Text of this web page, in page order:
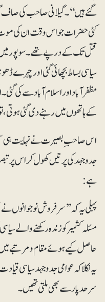
گئے ہیں‘‘۔ گیلانی صاحب کی
کئی حضرات جو اس وقت ان کی
قتل تک کے درپے تھے۔ سوپور میں
سیاسی بساط بچھائی گئی اور چہرے
مظفر آباد اور اسلام آباد سے کی
کے ہاتھوں میں رہنے دی گئی ہوتی،
اس صاحب ِبصیرت نے نہایت ہی
جدوجہد کی پرتیں کھول کر اس پر
ہے:
پہلی یہ کہ’’ سرفروش نوجوانوں نے
مسئلہ کشمیر کو زندہ رکھنے والے
حاصل کیے ہوئے مقام و مرتبے
یہ نکلا کہ عوامی جدوجہد سیاسی
سرحد پار سے بھی ملتی تھیں۔